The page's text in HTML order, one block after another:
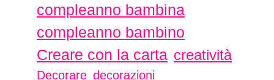
compleanno bambina
compleanno bambino
Creare con la carta creatività
Decorare decorazioni